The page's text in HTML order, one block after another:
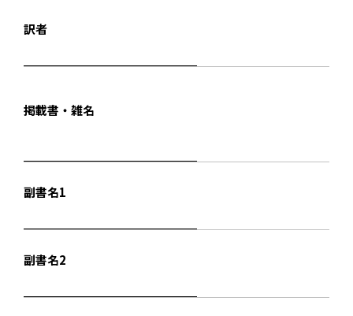
訳者
掲載書・雑名
副書名1
副書名2